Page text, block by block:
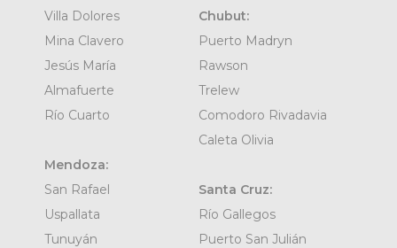
Villa Dolores
Mina Clavero
Jesús María
Almafuerte
Río Cuarto
Mendoza:
San Rafael
Uspallata
Tunuyán
Chubut:
Puerto Madryn
Rawson
Trelew
Comodoro Rivadavia
Caleta Olivia
Santa Cruz:
Río Gallegos
Puerto San Julián